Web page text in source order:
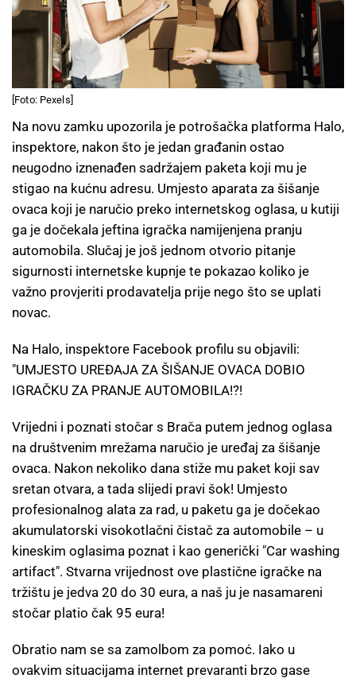
[Foto: Pexels]
Na novu zamku upozorila je potrošačka platforma Halo,
inspektore, nakon što je jedan građanin ostao
neugodno iznenađen sadržajem paketa koji mu je
stigao na kućnu adresu. Umjesto aparata za šišanje
ovaca koji je naručio preko internetskog oglasa, u kutiji
ga je dočekala jeftina igračka namijenjena pranju
automobila. Slučaj je još jednom otvorio pitanje
sigurnosti internetske kupnje te pokazao koliko je
važno provjeriti prodavatelja prije nego što se uplati
novac.
Na Halo, inspektore Facebook profilu su objavili:
"UMJESTO UREĐAJA ZA ŠIŠANJE OVACA DOBIO
IGRAČKU ZA PRANJE AUTOMOBILA!?!
Vrijedni i poznati stočar s Brača putem jednog oglasa
na društvenim mrežama naručio je uređaj za šišanje
ovaca. Nakon nekoliko dana stiže mu paket koji sav
sretan otvara, a tada slijedi pravi šok! Umjesto
profesionalnog alata za rad, u paketu ga je dočekao
akumulatorski visokotlačni čistač za automobile – u
kineskim oglasima poznat i kao generički "Car washing
artifact". Stvarna vrijednost ove plastične igračke na
tržištu je jedva 20 do 30 eura, a naš ju je nasamareni
stočar platio čak 95 eura!
Obratio nam se sa zamolbom za pomoć. Iako u
ovakvim situacijama internet prevaranti brzo gase